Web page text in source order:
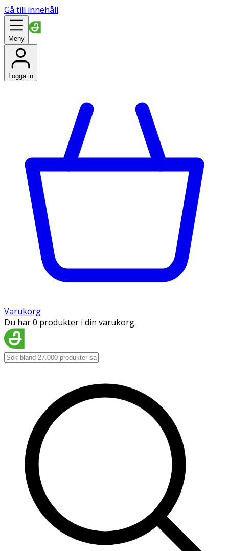
Gå till innehåll
Meny
Logga in
Varukorg
Du har 0 produkter i din varukorg.